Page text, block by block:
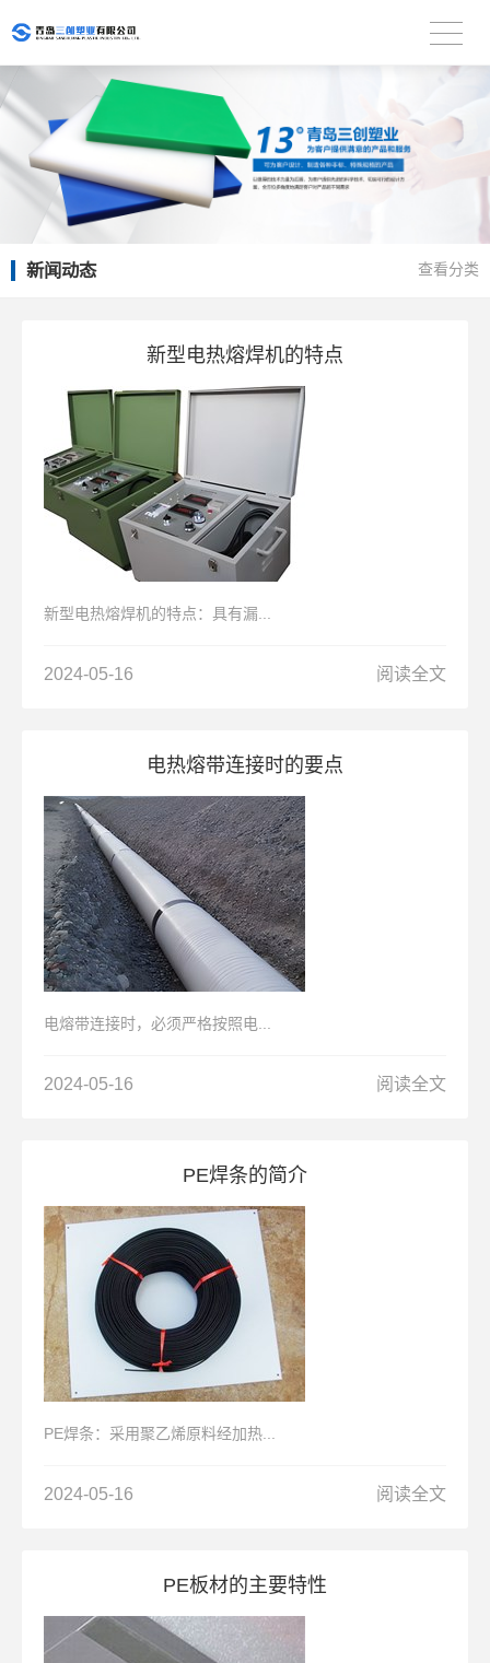
新闻动态 查看分类
新型电热熔焊机的特点
新型电热熔焊机的特点：具有漏...
2024-05-16 阅读全文
电热熔带连接时的要点
电熔带连接时，必须严格按照电...
2024-05-16 阅读全文
PE焊条的简介
PE焊条：采用聚乙烯原料经加热...
2024-05-16 阅读全文
PE板材的主要特性